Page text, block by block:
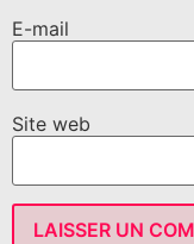
E-mail
Site web